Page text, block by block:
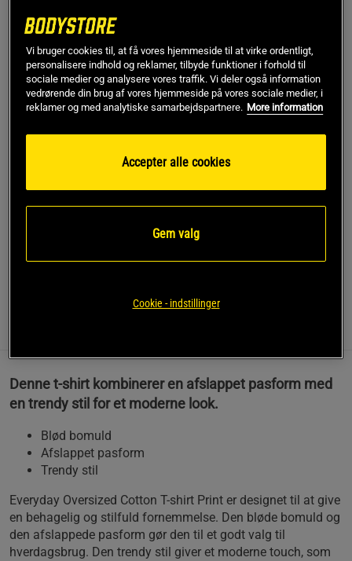
Ord.pris399 kr
Large
Føj til indkøbskurven
Gratis retur 14 dages fortrydelsesret
Få et stilfuldt og behageligt look med ICANIWILL's Everyday
Denne t-shirt kombinerer en afslappet pasform med
en trendy stil for et moderne look.
Blød bomuld
Afslappet pasform
Trendy stil
Everyday Oversized Cotton T-shirt Print er designet til at give
en behagelig og stilfuld fornemmelse. Den bløde bomuld og
den afslappede pasform gør den til et godt valg til
hverdagsbrug. Den trendy stil giver et moderne touch, som
Vi bruger cookies til, at få vores hjemmeside til at virke ordentligt,
personalisere indhold og reklamer, tilbyde funktioner i forhold til
sociale medier og analysere vores traffik. Vi deler også information
vedrørende din brug af vores hjemmeside på vores sociale medier, i
reklamer og med analytiske samarbejdspartnere. More information
Accepter alle cookies
Gem valg
Cookie - indstillinger